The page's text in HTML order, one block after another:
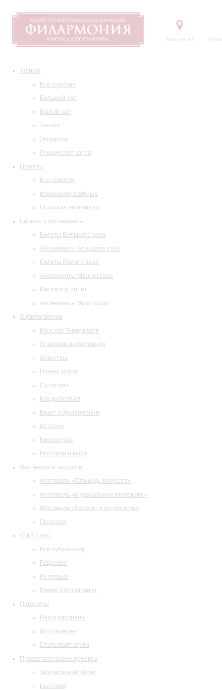
Контакты
Афиша
Все события
Большой зал
Малый зал
Лекции
Экскурсии
Пушкинская карта
Новости
Все новости
Изменения в афише
Подписка на новости
Билеты и абонементы
Билеты Большого зала
Абонементы Большого зала
Билеты Малого зала
Абонементы Малого зала
Как купить билет
Абонементы Музитория
О филармонии
Маэстро Темирканов
Правовая информация
Оркестры
Планы залов
Структура
Как добраться
Визит в филармонию
История
Библиотека
Ресторан и кафе
Фестивали и гастроли
Фестиваль «Площадь Искусств»
Фестиваль «Музыкальная коллекция»
Фестиваль «Барокко в белую ночь»
Гастроли
СМИ о нас
Все публикации
Рецензии
Интервью
Время Шостаковича
Партнеры
Наши партнеры
Фотогалерея
Стать партнером
Просветительские проекты
Творческие встречи
Выставки